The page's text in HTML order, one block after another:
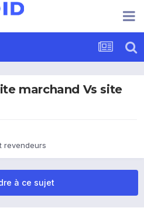
marchand Vs site
revendeurs
à ce sujet